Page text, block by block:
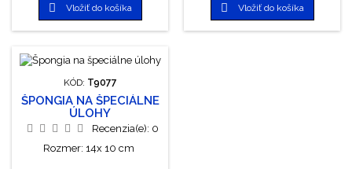
 Vložiť do košíka  Vložiť do košíka
KÓD: T9077
ŠPONGIA NA ŠPECIÁLNE
ÚLOHY
Recenzia(e): 0
Rozmer: 14x 10 cm